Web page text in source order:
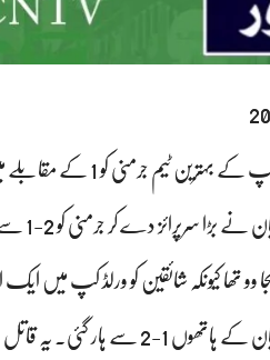
جرمنی کو 1 کے مقابلے میں 2 گول سے شکست دی۔
بڑا سرپرائز دے کر جرمنی کو 2-1 سے ہرا دیا۔
چیمپئن جرمنی جاپان کے